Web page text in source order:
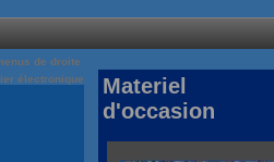
de droite
électronique
Materiel
d'occasion